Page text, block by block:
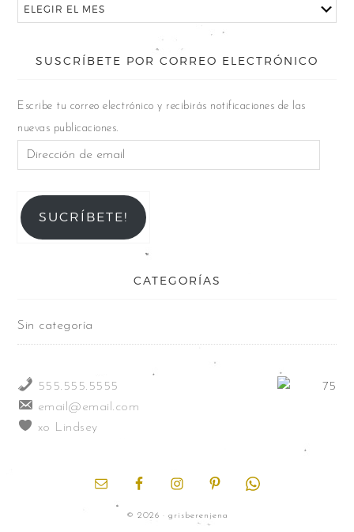
SUSCRÍBETE POR CORREO ELECTRÓNICO
Escribe tu correo electrónico y recibirás notificaciones de las
nuevas publicaciones.
SUCRÍBETE!
CATEGORÍAS
Sin categoría
555.555.5555
email@email.com
xo Lindsey
© 2026 · grisberenjena